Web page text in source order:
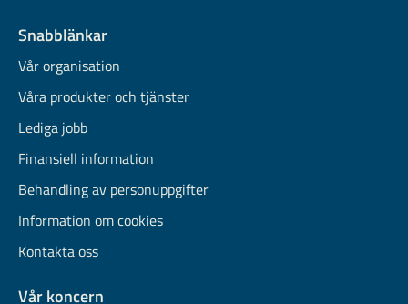
Snabblänkar
Vår organisation
Våra produkter och tjänster
Lediga jobb
Finansiell information
Behandling av personuppgifter
Information om cookies
Kontakta oss
Vår koncern